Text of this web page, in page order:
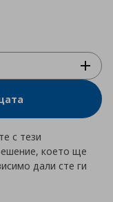
с тези
което ще
дали сте ги